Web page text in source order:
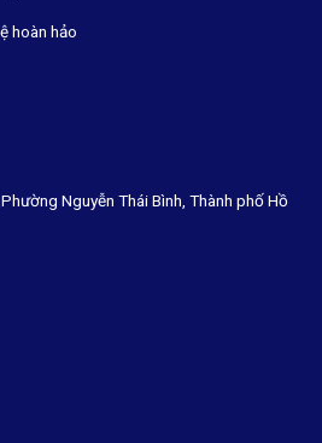
hoàn hảo
Nguyễn Thái Bình, Thành phố Hồ